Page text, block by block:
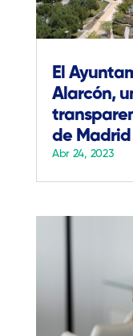
El
Alarcón,
de Madrid
Abr 24, 2023